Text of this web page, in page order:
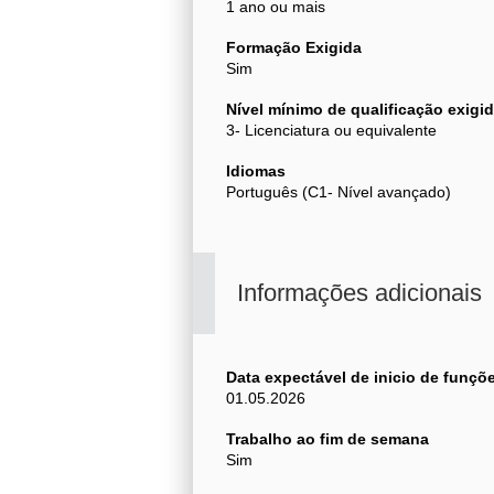
1 ano ou mais
Formação Exigida
Sim
Nível mínimo de qualificação
3- Licenciatura ou equivalente
Idiomas
Português (C1- Nível avançado)
Informações adicionais
Data expectável de inicio de
01.05.2026
Trabalho ao fim de semana
Sim